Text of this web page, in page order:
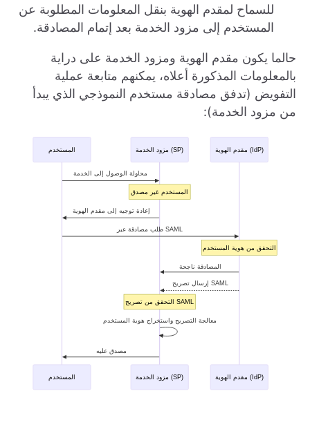
للسماح لمقدم الهوية بنقل المعلومات المطلوبة عن
المستخدم إلى مزود الخدمة بعد إتمام المصادقة.
حالما يكون مقدم الهوية ومزود الخدمة على دراية
بالمعلومات المذكورة أعلاه، يمكنهم متابعة عملية
التفويض (تدفق مصادقة مستخدم النموذجي الذي يبدأ
من مزود الخدمة):